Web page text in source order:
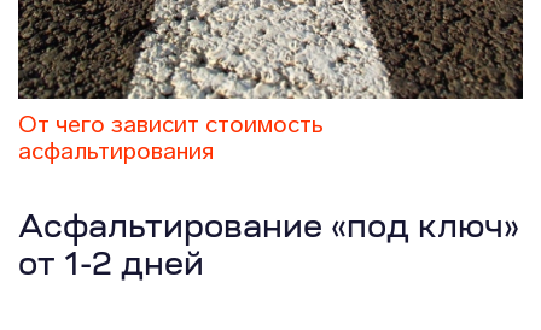
От чего зависит стоимость
асфальтирования
Асфальтирование «под ключ»
от 1-2 дней